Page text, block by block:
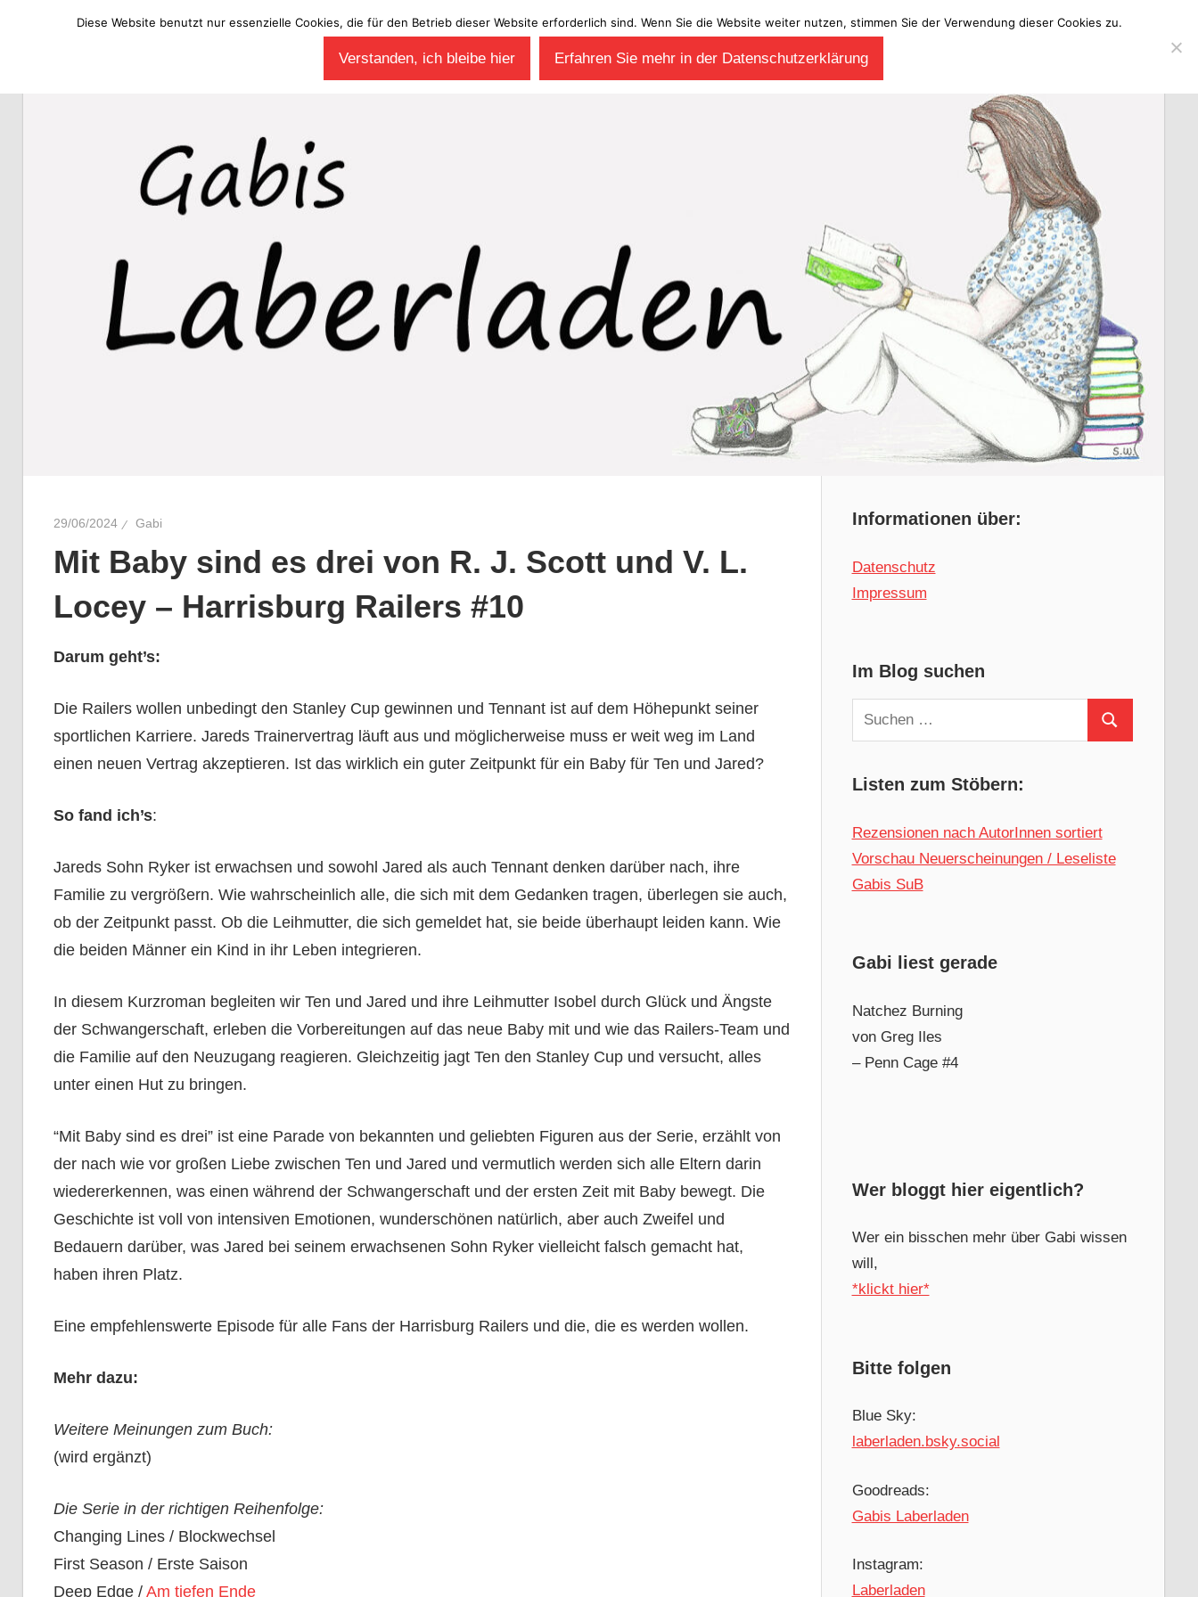
29/06/2024 Gabi
Mit Baby sind es drei von R. J. Scott und V. L.
Locey – Harrisburg Railers #10
Darum geht’s:
Die Railers wollen unbedingt den Stanley Cup gewinnen und Tennant ist auf dem Höhepunkt seiner
sportlichen Karriere. Jareds Trainervertrag läuft aus und möglicherweise muss er weit weg im Land
einen neuen Vertrag akzeptieren. Ist das wirklich ein guter Zeitpunkt für ein Baby für Ten und Jared?
So fand ich’s:
Jareds Sohn Ryker ist erwachsen und sowohl Jared als auch Tennant denken darüber nach, ihre
Familie zu vergrößern. Wie wahrscheinlich alle, die sich mit dem Gedanken tragen, überlegen sie auch,
ob der Zeitpunkt passt. Ob die Leihmutter, die sich gemeldet hat, sie beide überhaupt leiden kann. Wie
die beiden Männer ein Kind in ihr Leben integrieren.
In diesem Kurzroman begleiten wir Ten und Jared und ihre Leihmutter Isobel durch Glück und Ängste
der Schwangerschaft, erleben die Vorbereitungen auf das neue Baby mit und wie das Railers-Team und
die Familie auf den Neuzugang reagieren. Gleichzeitig jagt Ten den Stanley Cup und versucht, alles
unter einen Hut zu bringen.
“Mit Baby sind es drei” ist eine Parade von bekannten und geliebten Figuren aus der Serie, erzählt von
der nach wie vor großen Liebe zwischen Ten und Jared und vermutlich werden sich alle Eltern darin
wiedererkennen, was einen während der Schwangerschaft und der ersten Zeit mit Baby bewegt. Die
Geschichte ist voll von intensiven Emotionen, wunderschönen natürlich, aber auch Zweifel und
Bedauern darüber, was Jared bei seinem erwachsenen Sohn Ryker vielleicht falsch gemacht hat,
haben ihren Platz.
Eine empfehlenswerte Episode für alle Fans der Harrisburg Railers und die, die es werden wollen.
Mehr dazu:
Weitere Meinungen zum Buch:
(wird ergänzt)
Die Serie in der richtigen Reihenfolge:
Changing Lines / Blockwechsel
First Season / Erste Saison
Deep Edge / Am tiefen Ende
Informationen über:
Datenschutz
Impressum
Im Blog suchen
Suchen
nach:
Suchen
Listen zum Stöbern:
Rezensionen nach AutorInnen sortiert
Vorschau Neuerscheinungen / Leseliste
Gabis SuB
Gabi liest gerade
Natchez Burning
von Greg Iles
– Penn Cage #4
Wer bloggt hier eigentlich?
Wer ein bisschen mehr über Gabi wissen
will,
*klickt hier*
Bitte folgen
Blue Sky:
laberladen.bsky.social
Goodreads:
Gabis Laberladen
Instagram:
Laberladen
Diese Website benutzt nur essenzielle Cookies, die für den Betrieb dieser Website erforderlich sind. Wenn Sie die Website weiter nutzen, stimmen Sie der Verwendung dieser Cookies zu.
Verstanden, ich bleibe hier Erfahren Sie mehr in der Datenschutzerklärung